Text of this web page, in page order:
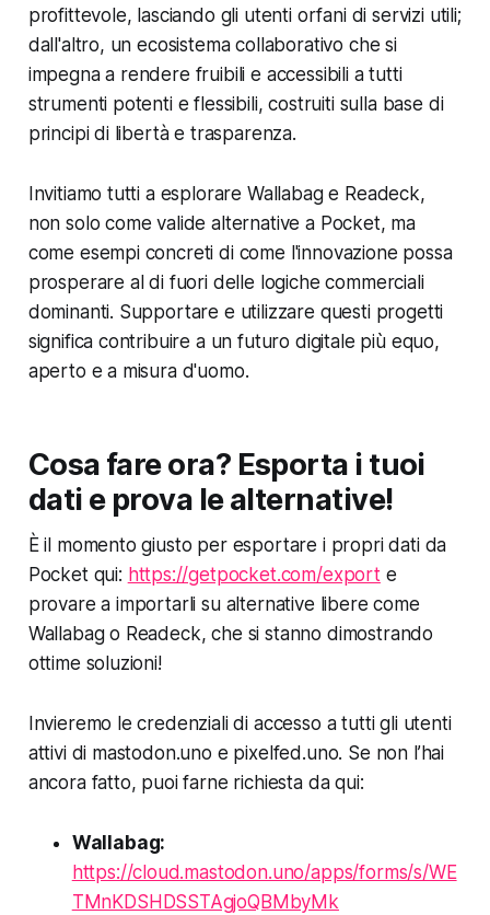
profittevole, lasciando gli utenti orfani di servizi utili;
dall'altro, un ecosistema collaborativo che si
impegna a rendere fruibili e accessibili a tutti
strumenti potenti e flessibili, costruiti sulla base di
principi di libertà e trasparenza.
Invitiamo tutti a esplorare Wallabag e Readeck,
non solo come valide alternative a Pocket, ma
come esempi concreti di come l'innovazione possa
prosperare al di fuori delle logiche commerciali
dominanti. Supportare e utilizzare questi progetti
significa contribuire a un futuro digitale più equo,
aperto e a misura d'uomo.
Cosa fare ora? Esporta i tuoi
dati e prova le alternative!
È il momento giusto per esportare i propri dati da
Pocket qui: https://getpocket.com/exporte
provare a importarli su alternative libere come
Wallabag o Readeck, che si stanno dimostrando
ottime soluzioni!
Invieremo le credenziali di accesso a tutti gli utenti
attivi di mastodon.uno e pixelfed.uno. Se non l’hai
ancora fatto, puoi farne richiesta da qui:
Wallabag:
https://cloud.mastodon.uno/apps/forms/s/WE
TMnKDSHDSSTAgjoQBMbyMk